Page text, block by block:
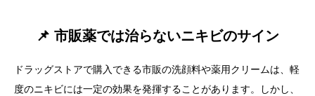
📌 市販薬では治らないニキビのサイン
ドラッグストアで購入できる市販の洗顔料や薬用クリームは、軽
度のニキビには一定の効果を発揮することがあります。しかし、